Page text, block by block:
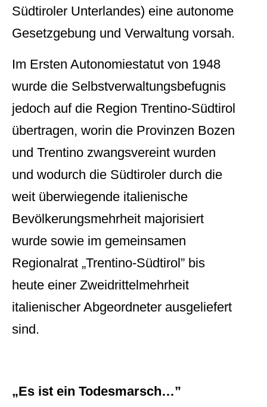
Südtiroler Unterlandes) eine autonome
Gesetzgebung und Verwaltung vorsah.
Im Ersten Autonomiestatut von 1948
wurde die Selbstverwaltungsbefugnis
jedoch auf die Region Trentino-Südtirol
übertragen, worin die Provinzen Bozen
und Trentino zwangsvereint wurden
und wodurch die Südtiroler durch die
weit überwiegende italienische
Bevölkerungsmehrheit majorisiert
wurde sowie im gemeinsamen
Regionalrat „Trentino-Südtirol” bis
heute einer Zweidrittelmehrheit
italienischer Abgeordneter ausgeliefert
sind.
„Es ist ein Todesmarsch…”